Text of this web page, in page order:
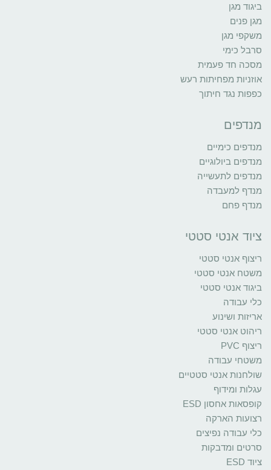
ביגוד מגן
מגן פנים
משקפי מגן
סרבל כימי
מסכה חד פעמית
אוזניות מפחיתות רעש
כפפות נגד חיתוך
מנדפים
מנדפים כימיים
מנדפים ביולוגיים
מנדפים לתעשייה
מנדף למעבדה
מנדף פחם
ציוד אנטי סטטי
ריצוף אנטי סטטי
משטח אנטי סטטי
ביגוד אנטי סטטי
כלי עבודה
אריזות ושינוע
ריהוט אנטי סטטי
ריצוף PVC
משטחי עבודה
שולחנות אנטי סטטיים
עגלות ומידוף
קופסאות אחסון ESD
רצועות הארקה
כלי עבודה נפיצים
סרטים ומדבקות
ציוד ESD